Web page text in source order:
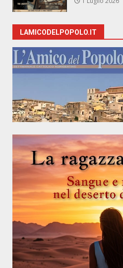
LAMICODELPOPOLO.IT